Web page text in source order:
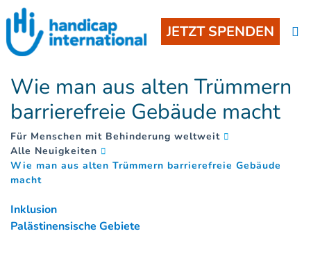
JETZT SPENDEN
Wie man aus alten Trümmern
barrierefreie Gebäude macht
Für Menschen mit Behinderung weltweit
Alle Neuigkeiten
Wie man aus alten Trümmern barrierefreie Gebäude
macht(
Inklusion
Palästinensische Gebiete